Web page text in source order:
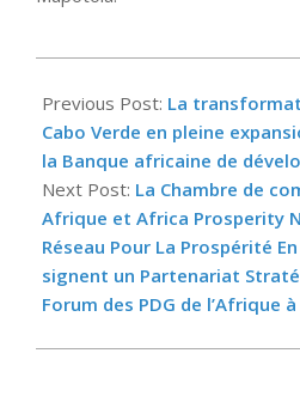
05-
09
Previous Post: La
Cabo Verde en pleine
la Banque africaine de
Next Post: La Chambre de
Afrique et Africa Prosperity
Réseau Pour La Prospérité
signent un Partenariat
Forum des PDG de l’Afrique